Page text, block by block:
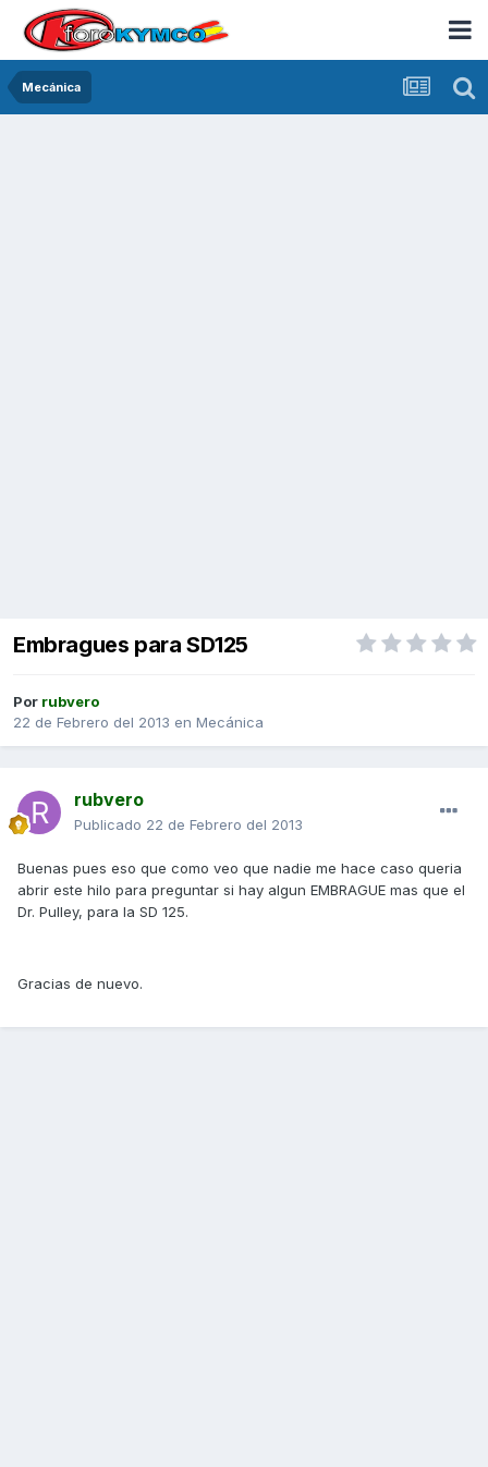
Mecánica
Embragues para SD125
Por rubvero
22 de Febrero del 2013 en Mecánica
rubvero
Publicado 22 de Febrero del 2013
Buenas pues eso que como veo que nadie me hace caso queria
abrir este hilo para preguntar si hay algun EMBRAGUE mas que el
Dr. Pulley, para la SD 125.
Gracias de nuevo.